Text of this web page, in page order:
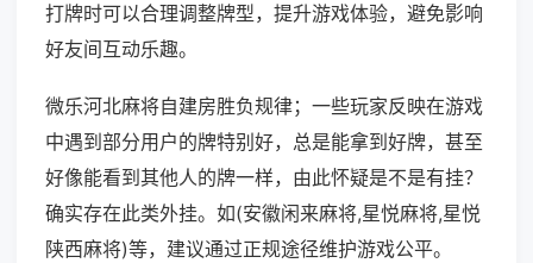
打牌时可以合理调整牌型，提升游戏体验，避免影响
好友间互动乐趣。
微乐河北麻将自建房胜负规律；一些玩家反映在游戏
中遇到部分用户的牌特别好，总是能拿到好牌，甚至
好像能看到其他人的牌一样，由此怀疑是不是有挂？
确实存在此类外挂。如(安徽闲来麻将,星悦麻将,星悦
陕西麻将)等，建议通过正规途径维护游戏公平。